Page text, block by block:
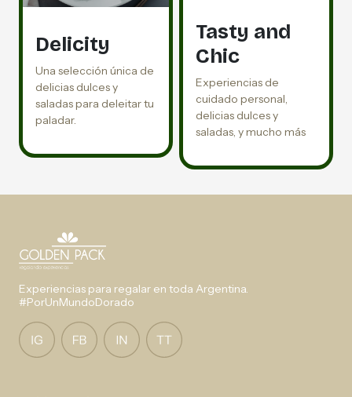
Delicity
Una selección única de
delicias dulces y
saladas para deleitar tu
paladar.
Tasty and
Chic
Experiencias de
cuidado personal,
delicias dulces y
saladas, y mucho más
Experiencias para regalar en toda Argentina.
#PorUnMundoDorado